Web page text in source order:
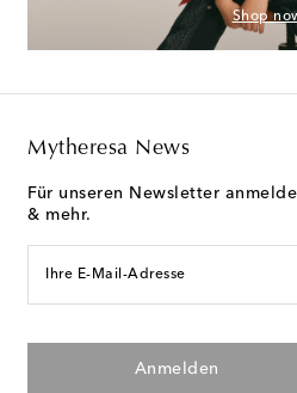
Shop
Mytheresa News
Für unseren Newsletter
& mehr.
Ihre E-Mail-Adresse
Anmelden